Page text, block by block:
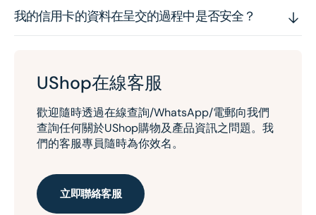
我的信用卡的資料在呈交的過程中是否安全？
UShop在線客服
歡迎隨時透過在線查詢/WhatsApp/電郵向我們
查詢任何關於UShop購物及產品資訊之問題。我
們的客服專員隨時為你效名。
立即聯絡客服